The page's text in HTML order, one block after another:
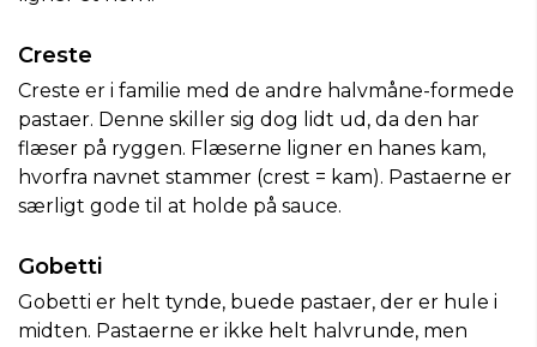
Creste
Creste er i familie med de andre halvmåne-formede
pastaer. Denne skiller sig dog lidt ud, da den har
flæser på ryggen. Flæserne ligner en hanes kam,
hvorfra navnet stammer (crest = kam). Pastaerne er
særligt gode til at holde på sauce.
Gobetti
Gobetti er helt tynde, buede pastaer, der er hule i
midten. Pastaerne er ikke helt halvrunde, men